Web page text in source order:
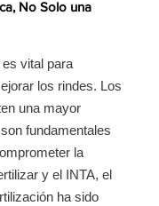
No Solo una
vital para
los rindes. Los
una mayor
fundamentales
la
y el INTA, el
ha sido